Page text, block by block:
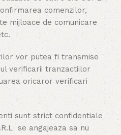
comenzilor,
mijloace de comunicare
vor putea fi transmise
verificarii tranzactiilor
oricaror verificari
sunt strict confidentiale
se angajeaza sa nu